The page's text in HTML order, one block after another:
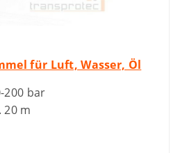
für Luft, Wasser, Öl
200 bar
20 m